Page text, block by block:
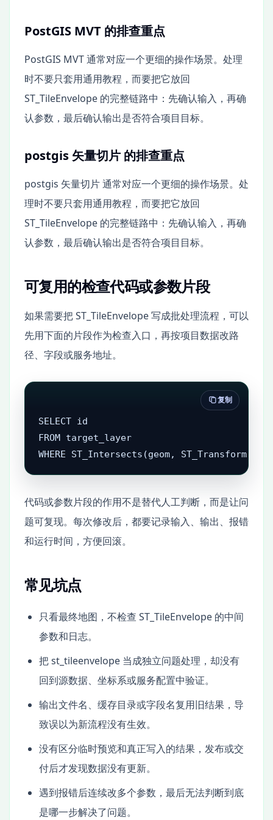
PostGIS MVT 的排查重点
PostGIS MVT 通常对应一个更细的操作场景。处理
时不要只套用通用教程，而要把它放回
ST_TileEnvelope 的完整链路中：先确认输入，再确
认参数，最后确认输出是否符合项目目标。
postgis 矢量切片 的排查重点
postgis 矢量切片 通常对应一个更细的操作场景。处
理时不要只套用通用教程，而要把它放回
ST_TileEnvelope 的完整链路中：先确认输入，再确
认参数，最后确认输出是否符合项目目标。
可复用的检查代码或参数片段
如果需要把 ST_TileEnvelope 写成批处理流程，可以
先用下面的片段作为检查入口，再按项目数据改路
径、字段或服务地址。
SELECT id
FROM target_layer
WHERE ST_Intersects(geom,
复制
代码或参数片段的作用不是替代人工判断，而是让问
题可复现。每次修改后，都要记录输入、输出、报错
和运行时间，方便回滚。
常见坑点
只看最终地图，不检查 ST_TileEnvelope 的中间
参数和日志。
把 st_tileenvelope 当成独立问题处理，却没有
回到源数据、坐标系或服务配置中验证。
输出文件名、缓存目录或字段名复用旧结果，导
致误以为新流程没有生效。
没有区分临时预览和真正写入的结果，发布或交
付后才发现数据没有更新。
遇到报错后连续改多个参数，最后无法判断到底
是哪一步解决了问题。